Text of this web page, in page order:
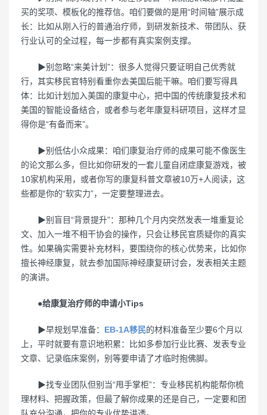
买的奖项、模板化的推荐信。咱们要做的是用“时间轴”展示成
长：比如从刚入行的普通治疗师，到研发新技术、带团队、获
行业认可的全过程，每一步都有真实案例支撑。
▶别忽略“来美计划”：很多人觉得只要证明自己优秀就
行，其实移民官特别看重你去美国后能干嘛。咱们要写得具
体：比如计划加入美国的康复中心，把中国的传统康复技术和
美国的智能设备结合，或者参与老年康复科研项目，这样才显
得你是“有备而来”。
▶别低估小众成果：咱们康复治疗师的成果可能不像医生
的论文那么多，但比如你研发的一套儿童自闭症康复游戏，被
10家机构采用，或者你写的康复科普文章被10万+人阅读，这
些都是你的“软实力”，一定要整理进去。
▶别盲目“背景提升”：那种几个月内突然发表一堆重复论
文、加入一堆不相干协会的操作，只会让移民官质疑你的真实
性。如果确实需要补充材料，要围绕你的核心优势来，比如你
擅长神经康复，就去参加国际神经康复研讨会，发表相关主题
的演讲。
●给康复治疗师的申请小Tips
▶早规划早准备： EB-1A移民的材料准备至少要6个月以
上，平时就要有意识地积累：比如多参加行业比赛、发表专业
文章、记录临床案例，别等要申请了才临时抱佛脚。
▶找专业团队但别当“甩手掌柜”：专业移民机构能帮你梳
理材料、把握政策，但最了解你成果的还是自己，一定要和团